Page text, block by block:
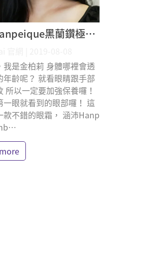
涵沛Hanpeique黑蘭鑽極致逆齡眼霜 金柏莉 體驗分享
我是金柏莉 身體哪裡會透
年齡呢？ 就看眼睛跟手部
所以一定要加強保養囉！
一眼就看到的眼部囉！ 這
款不錯的眼霜， 涵沛Hanp